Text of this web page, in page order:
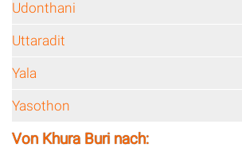
Udonthani
Uttaradit
Yala
Yasothon
Von Khura Buri nach: